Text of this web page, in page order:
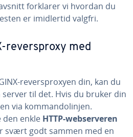
forklarer vi hvordan du
er imidlertid valgfri.
reversproxy med
reversproxyen din, kan du
til det. Hvis du bruker din
via kommandolinjen.
enkle HTTP-webserveren
svært godt sammen med en